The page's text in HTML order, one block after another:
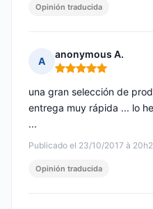
Opinión traducida
A
anonymous A.
Nota: 5 de 5
Publicado el 23/10/2017 à
una gran selección de
entrega muy rápida ... lo
...
Opinión traducida